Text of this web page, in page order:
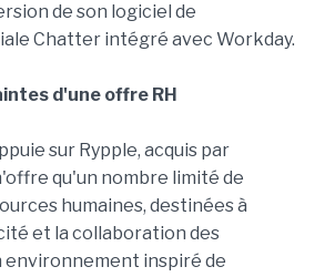
de son logiciel de
Chatter intégré avec Workday.
d'une offre RH
sur Rypple, acquis par
qu'un nombre limité de
humaines, destinées à
et la collaboration des
environnement inspiré de